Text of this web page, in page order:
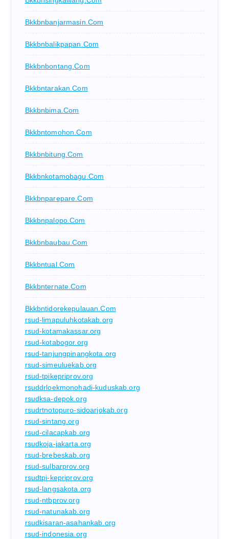
Bkkbnbanjarmasin.com
Bkkbnbalikpapan.com
Bkkbnbontang.com
Bkkbntarakan.com
Bkkbnbima.com
Bkkbntomohon.com
Bkkbnbitung.com
Bkkbnkotamobagu.com
Bkkbnparepare.com
Bkkbnpalopo.com
Bkkbnbaubau.com
Bkkbntual.com
Bkkbnternate.com
Bkkbntidorekepulauan.com
rsud-limapuluhkotakab.org
rsud-kotamakassar.org
rsud-kotabogor.org
rsud-tanjungpinangkota.org
rsud-simeuluekab.org
rsud-tpikepriprov.org
rsuddrloekmonohadi-kuduskab.org
rsudksa-depok.org
rsudrtnotopuro-sidoarjokab.org
rsud-sintang.org
rsud-cilacapkab.org
rsudkoja-jakarta.org
rsud-brebeskab.org
rsud-sulbarprov.org
rsudtpi-kepriprov.org
rsud-langsakota.org
rsud-ntbprov.org
rsud-natunakab.org
rsudkisaran-asahankab.org
rsud-indonesia.org